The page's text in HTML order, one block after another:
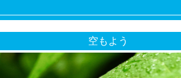
空もよう